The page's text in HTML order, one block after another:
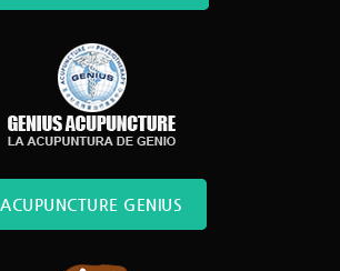
ACUPUNCTURE GENIUS